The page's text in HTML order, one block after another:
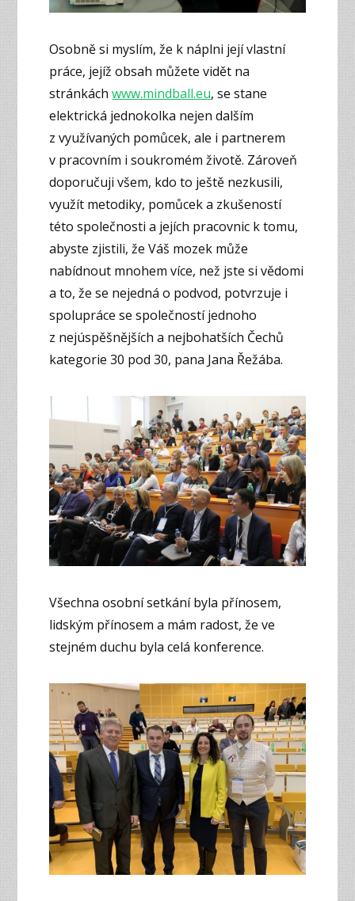
Osobně si myslím, že k náplni její vlastní
práce, jejíž obsah můžete vidět na
stránkáchwww.mindball.eu, se stane
elektrická jednokolka nejen dalším
z využívaných pomůcek, ale i partnerem
v pracovním i soukromém životě. Zároveň
doporučuji všem, kdo to ještě nezkusili,
využít metodiky, pomůcek a zkušeností
této společnosti a jejích pracovnic k tomu,
abyste zjistili, že Váš mozek může
nabídnout mnohem více, než jste si vědomi
a to, že se nejedná o podvod, potvrzuje i
spolupráce se společností jednoho
z nejúspěšnějších a nejbohatších Čechů
kategorie 30 pod 30, pana Jana Řežába.
Všechna osobní setkání byla přínosem,
lidským přínosem a mám radost, že ve
stejném duchu byla celá konference.